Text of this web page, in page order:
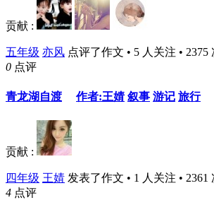
贡献 :
五年级 亦风 点评了作文 • 5 人关注 • 2375
0 点评
青龙湖自渡 作者:王婧 叙事 游记 旅行
贡献 :
四年级 王婧 发表了作文 • 1 人关注 • 2361
4 点评